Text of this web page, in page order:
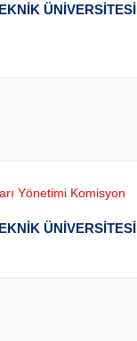
ÜNİVERSİTESİ
Yönetimi Komisyon
ÜNİVERSİTESİ